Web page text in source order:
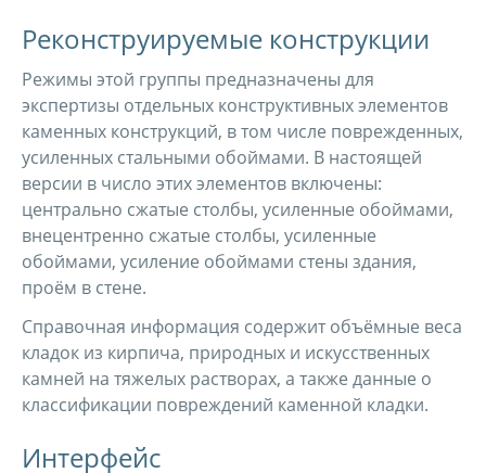
Реконструируемые конструкции
Режимы этой группы предназначены для
экспертизы отдельных конструктивных элементов
каменных конструкций, в том числе поврежденных,
усиленных стальными обоймами. В настоящей
версии в число этих элементов включены:
центрально сжатые столбы, усиленные обоймами,
внецентренно сжатые столбы, усиленные
обоймами, усиление обоймами стены здания,
проём в стене.
Справочная информация содержит объёмные веса
кладок из кирпича, природных и искусственных
камней на тяжелых растворах, а также данные о
классификации повреждений каменной кладки.
Интерфейс